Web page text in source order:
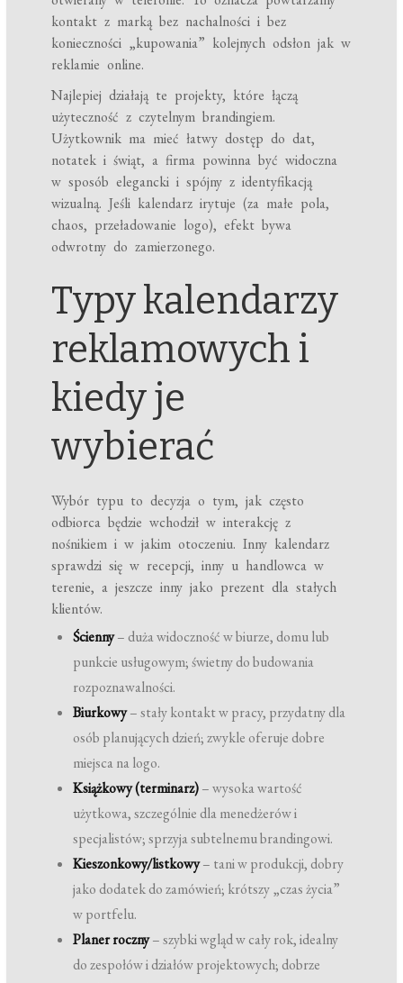
kontakt z marką bez nachalności i bez
konieczności „kupowania” kolejnych odsłon jak w
reklamie online.
Najlepiej działają te projekty, które łączą
użyteczność z czytelnym brandingiem.
Użytkownik ma mieć łatwy dostęp do dat,
notatek i świąt, a firma powinna być widoczna
w sposób elegancki i spójny z identyfikacją
wizualną. Jeśli kalendarz irytuje (za małe pola,
chaos, przeładowanie logo), efekt bywa
odwrotny do zamierzonego.
Typy kalendarzy
reklamowych i
kiedy je
wybierać
Wybór typu to decyzja o tym, jak często
odbiorca będzie wchodził w interakcję z
nośnikiem i w jakim otoczeniu. Inny kalendarz
sprawdzi się w recepcji, inny u handlowca w
terenie, a jeszcze inny jako prezent dla stałych
klientów.
Ścienny– duża widoczność w biurze, domu lub
punkcie usługowym; świetny do budowania
rozpoznawalności.
Biurkowy– stały kontakt w pracy, przydatny dla
osób planujących dzień; zwykle oferuje dobre
miejsca na logo.
Książkowy (terminarz)– wysoka wartość
użytkowa, szczególnie dla menedżerów i
specjalistów; sprzyja subtelnemu brandingowi.
Kieszonkowy/listkowy– tani w produkcji, dobry
jako dodatek do zamówień; krótszy „czas życia”
w portfelu.
Planer roczny– szybki wgląd w cały rok, idealny
do zespołów i działów projektowych; dobrze